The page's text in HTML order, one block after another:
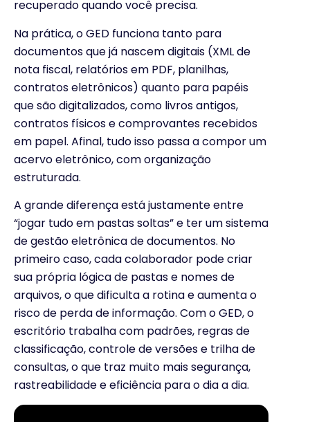
recuperado quando você precisa.
Na prática, o GED funciona tanto para
documentos que já nascem digitais (XML de
nota fiscal, relatórios em PDF, planilhas,
contratos eletrônicos) quanto para papéis
que são digitalizados, como livros antigos,
contratos físicos e comprovantes recebidos
em papel. Afinal, tudo isso passa a compor um
acervo eletrônico, com organização
estruturada.
A grande diferença está justamente entre
“jogar tudo em pastas soltas” e ter um sistema
de gestão eletrônica de documentos. No
primeiro caso, cada colaborador pode criar
sua própria lógica de pastas e nomes de
arquivos, o que dificulta a rotina e aumenta o
risco de perda de informação. Com o GED, o
escritório trabalha com padrões, regras de
classificação, controle de versões e trilha de
consultas, o que traz muito mais segurança,
rastreabilidade e eficiência para o dia a dia.